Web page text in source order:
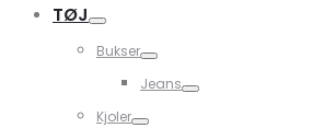
TØJ
Bukser
Jeans
Kjoler